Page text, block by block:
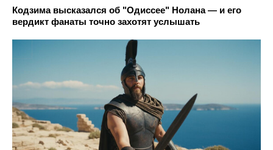
Кодзима высказался об "Одиссее" Нолана — и его
вердикт фанаты точно захотят услышать